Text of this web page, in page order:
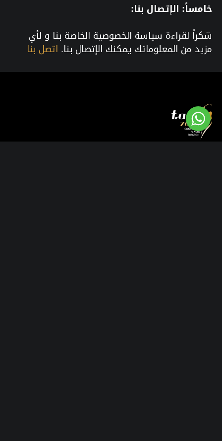
خامساً: الإتصال بنا:
شكراً لقراءة سياسة الخصوصية الخاصة بنا و لأي
مزيد من المعلوماتك يمكنك الإتصال بنا. اتصل بنا